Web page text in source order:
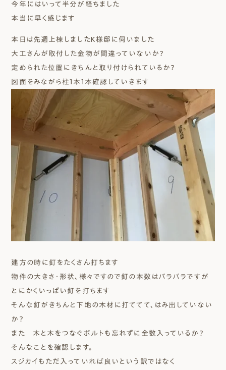
モデルハウスを見る
ファーストプランを試す
今年にはいって半分が経ちました
本当に早く感じます
本日は先週上棟しましたＫ様邸に伺いました
大工さんが取付した金物が間違っていないか？
定められた位置にきちんと取り付けられているか？
図面をみながら柱1本1本確認していきます
建方の時に釘をたくさん打ちます
物件の大きさ・形状、様々ですので釘の本数はバラバラですが
とにかくいっぱい釘を打ちます
そんな釘がきちんと下地の木材に打ててて、はみ出していない
か？
また 木と木をつなぐボルトも忘れずに全数入っているか？
そんなことを確認します。
スジカイもただ入っていれば良いという訳ではなく